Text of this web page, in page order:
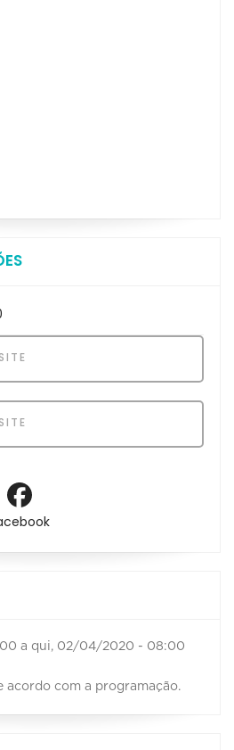
a qui, 02/04/2020 - 08:00
acordo com a programação.